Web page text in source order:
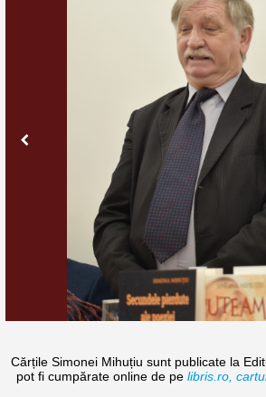
Cărțile Simonei Mihuțiu sunt publicate la
pot fi cumpărate online de pe libris.ro,